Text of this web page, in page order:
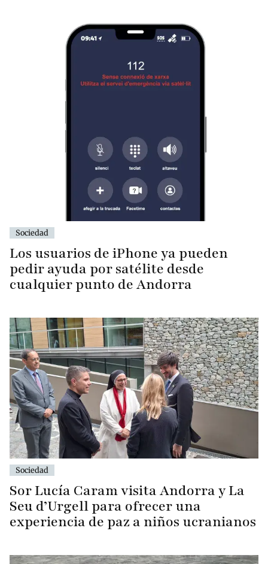
Sociedad
Los usuarios de iPhone ya pueden
pedir ayuda por satélite desde
cualquier punto de Andorra
Sociedad
Sor Lucía Caram visita Andorra y La
Seu d’Urgell para ofrecer una
experiencia de paz a niños ucranianos